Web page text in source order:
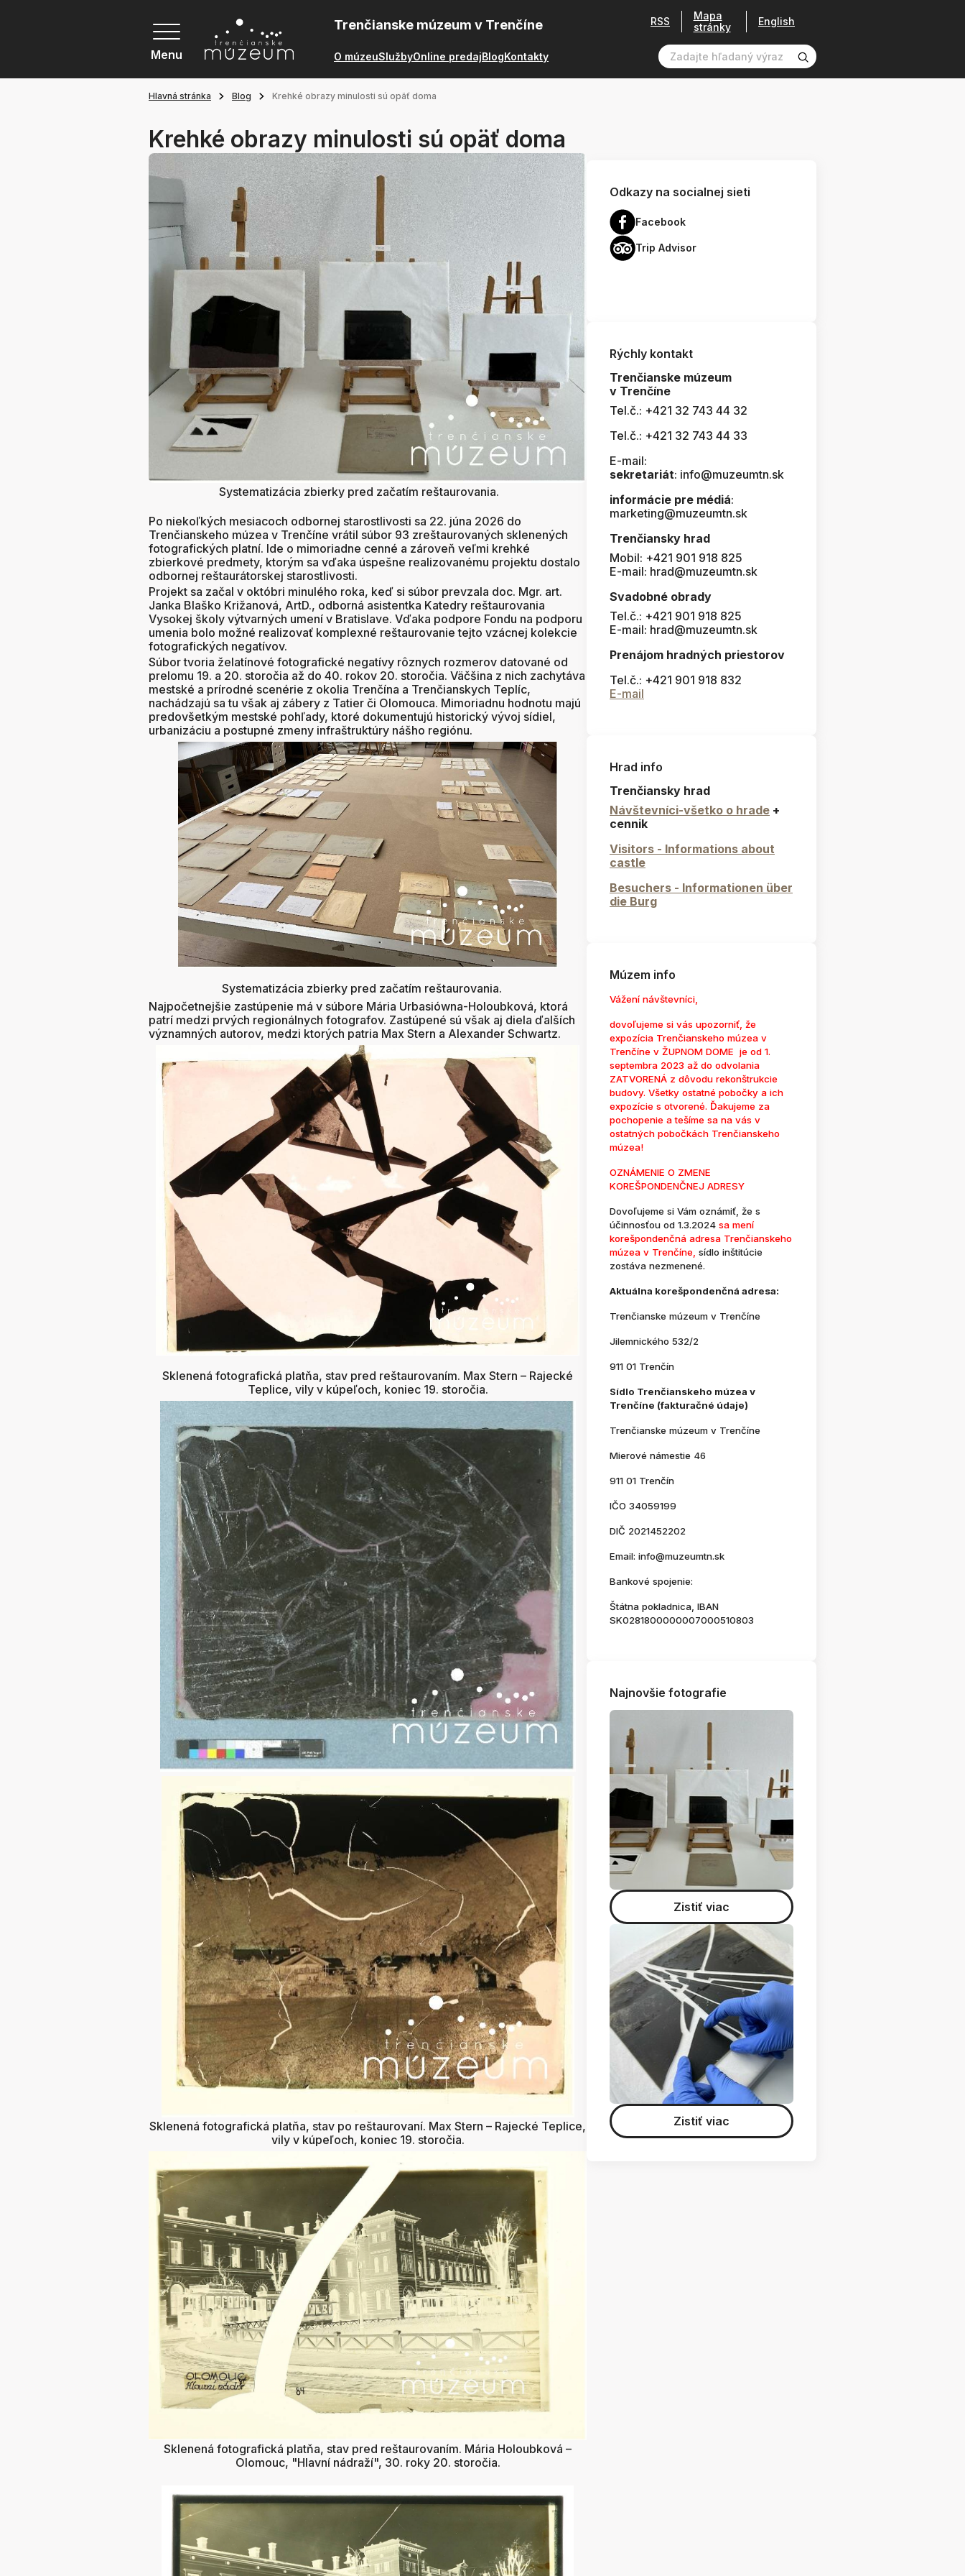
Menu
Trenčianske múzeum v Trenčíne
O múzeuSlužbyOnline predajBlogKontakty
RSS
Mapa
stránky
English
Hlavná stránka Blog Krehké obrazy minulosti sú opäť doma
Krehké obrazy minulosti sú opäť doma
Systematizácia zbierky pred začatím reštaurovania.
Po niekoľkých mesiacoch odbornej starostlivosti sa 22. júna 2026 do
Trenčianskeho múzea v Trenčíne vrátil súbor 93 zreštaurovaných sklenených
fotografických platní. Ide o mimoriadne cenné a zároveň veľmi krehké
zbierkové predmety, ktorým sa vďaka úspešne realizovanému projektu dostalo
odbornej reštaurátorskej starostlivosti.
Projekt sa začal v októbri minulého roka, keď si súbor prevzala doc. Mgr. art.
Janka Blaško Križanová, ArtD., odborná asistentka Katedry reštaurovania
Vysokej školy výtvarných umení v Bratislave. Vďaka podpore Fondu na podporu
umenia bolo možné realizovať komplexné reštaurovanie tejto vzácnej kolekcie
fotografických negatívov.
Súbor tvoria želatínové fotografické negatívy rôznych rozmerov datované od
prelomu 19. a 20. storočia až do 40. rokov 20. storočia. Väčšina z nich zachytáva
mestské a prírodné scenérie z okolia Trenčína a Trenčianskych Teplíc,
nachádzajú sa tu však aj zábery z Tatier či Olomouca. Mimoriadnu hodnotu majú
predovšetkým mestské pohľady, ktoré dokumentujú historický vývoj sídiel,
urbanizáciu a postupné zmeny infraštruktúry nášho regiónu.
Systematizácia zbierky pred začatím reštaurovania.
Najpočetnejšie zastúpenie má v súbore Mária Urbasiówna-Holoubková, ktorá
patrí medzi prvých regionálnych fotografov. Zastúpené sú však aj diela ďalších
významných autorov, medzi ktorých patria Max Stern a Alexander Schwartz.
Sklenená fotografická platňa, stav pred reštaurovaním. Max Stern – Rajecké
Teplice, vily v kúpeľoch, koniec 19. storočia.
Sklenená fotografická platňa, stav po reštaurovaní. Max Stern – Rajecké Teplice,
vily v kúpeľoch, koniec 19. storočia.
Sklenená fotografická platňa, stav pred reštaurovaním. Mária Holoubková –
Olomouc, "Hlavní nádraží", 30. roky 20. storočia.
Odkazy na socialnej sieti
Facebook
Trip Advisor
Rýchly kontakt
Trenčianske múzeum
v Trenčíne
Tel.č.: +421 32 743 44 32
Tel.č.: +421 32 743 44 33
E-mail:
sekretariát: info@muzeumtn.sk
informácie pre médiá:
marketing@muzeumtn.sk
Trenčiansky hrad
Mobil: +421 901 918 825
E-mail: hrad@muzeumtn.sk
Svadobné obrady
Tel.č.: +421 901 918 825
E-mail: hrad@muzeumtn.sk
Prenájom hradných priestorov
Tel.č.: +421 901 918 832
E-mail
Hrad info
Trenčiansky hrad
Návštevníci-všetko o hrade +
cennik
Visitors - Informations about
castle
Besuchers - Informationen über
die Burg
Múzem info
Vážení návštevníci,
dovoľujeme si vás upozorniť, že
expozícia Trenčianskeho múzea v
Trenčíne v ŽUPNOM DOME je od 1.
septembra 2023 až do odvolania
ZATVORENÁ z dôvodu rekonštrukcie
budovy. Všetky ostatné pobočky a ich
expozície s otvorené. Ďakujeme za
pochopenie a tešíme sa na vás v
ostatných pobočkách Trenčianskeho
múzea!
OZNÁMENIE O ZMENE
KOREŠPONDENČNEJ ADRESY
Dovoľujeme si Vám oznámiť, že s
účinnosťou od 1.3.2024 sa mení
korešpondenčná adresa Trenčianskeho
múzea v Trenčíne, sídlo inštitúcie
zostáva nezmenené.
Aktuálna korešpondenčná adresa:
Trenčianske múzeum v Trenčíne
Jilemnického 532/2
911 01 Trenčín
Sídlo Trenčianskeho múzea v
Trenčíne (fakturačné údaje)
Trenčianske múzeum v Trenčíne
Mierové námestie 46
911 01 Trenčín
IČO 34059199
DIČ 2021452202
Email: info@muzeumtn.sk
Bankové spojenie:
Štátna pokladnica, IBAN
SK0281800000007000510803
Najnovšie fotografie
Zistiť viac
Zistiť viac